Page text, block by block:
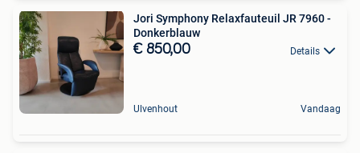
Jori Symphony Relaxfauteuil JR 7960 -
Donkerblauw
€ 850,00 Details
Ulvenhout Vandaag